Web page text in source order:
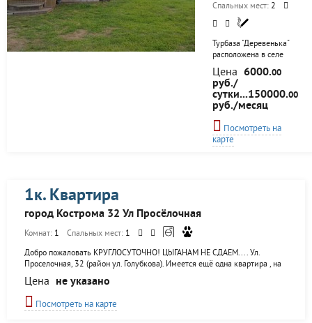
Спальных мест: 2
Турбаза "Деревенька"
расположена в селе
Густомесово
Красносельского
района, в
непосредственной
близости к берегу реки
Волга. Турбаза
предлагает
возможность
корпоративное
мероприятие. Коттеджи
Цена 6000.00
руб./
сутки...150000.00
руб./месяц
Посмотреть на
карте
1к. Квартира
город Кострома 32 Ул Просёлочная
Комнат: 1 Спальных мест: 1
Добро пожаловать КРУГЛОСУТОЧНО! ЦЫГАНАМ НЕ СДАЕМ.... Ул.
Проселочная, 32 (район ул. Голубкова). Имеется ещё одна квартира , на
случай размещения большого количества гостей! Посуточно, на день, на
ночь, на часы сдается квартира. Расчетный час и выезд до 12-ти часов
дня, заезд круглосуточно. Квартира сдаётся с залоговым депозитом 500
рублей (залоговая сумма), при выезде залоговая сумма возвращается. В
Цена не указано
Посмотреть на карте